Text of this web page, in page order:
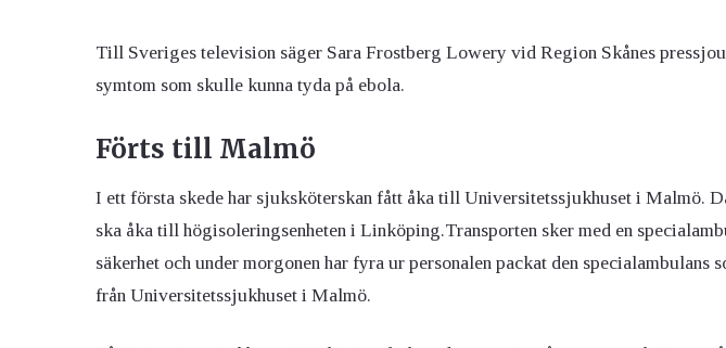
Till Sveriges television säger Sara Frostberg Lowery vid Region Skånes
symtom som skulle kunna tyda på ebola.
Förts till Malmö
I ett första skede har sjuksköterskan fått åka till Universitetssjukhuset i Malmö.
ska åka till högisoleringsenheten i Linköping.Transporten sker med en
säkerhet och under morgonen har fyra ur personalen packat den specialambulans
från Universitetssjukhuset i Malmö.